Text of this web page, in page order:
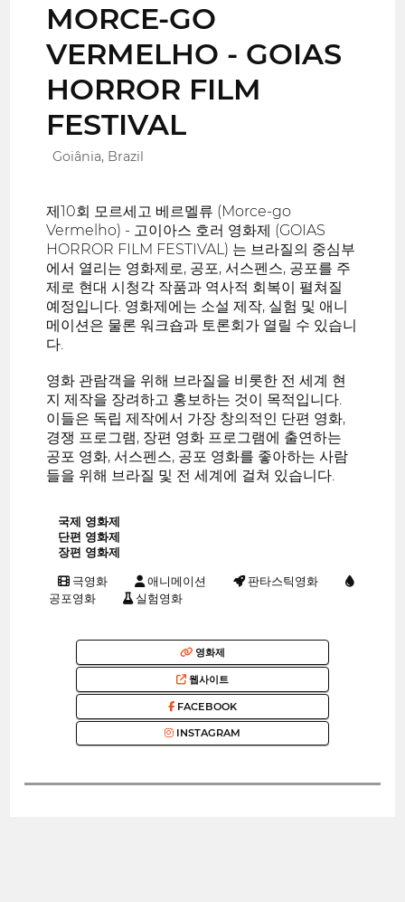
MORCE-GO
VERMELHO - GOIAS
HORROR FILM
FESTIVAL
Goiânia, Brazil
제10회 모르세고 베르멜류 (Morce-go
Vermelho) - 고이아스 호러 영화제 (GOIAS
HORROR FILM FESTIVAL) 는 브라질의 중심부
에서 열리는 영화제로, 공포, 서스펜스, 공포를 주
제로 현대 시청각 작품과 역사적 회복이 펼쳐질
예정입니다. 영화제에는 소설 제작, 실험 및 애니
메이션은 물론 워크숍과 토론회가 열릴 수 있습니
다.
영화 관람객을 위해 브라질을 비롯한 전 세계 현
지 제작을 장려하고 홍보하는 것이 목적입니다.
이들은 독립 제작에서 가장 창의적인 단편 영화,
경쟁 프로그램, 장편 영화 프로그램에 출연하는
공포 영화, 서스펜스, 공포 영화를 좋아하는 사람
들을 위해 브라질 및 전 세계에 걸쳐 있습니다.
국제 영화제
단편 영화제
장편 영화제
극영화 애니메이션
판타스틱영화
공포영화
실험영화
영화제
웹사이트
FACEBOOK
INSTAGRAM